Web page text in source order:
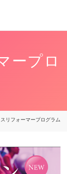
ープロ
リフォーマープログラム